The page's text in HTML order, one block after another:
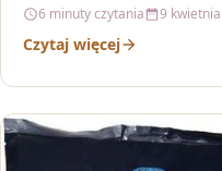
6 minuty czytania 9
Czytaj więcej